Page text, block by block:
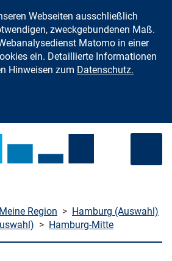
Zum Inhalt springen
Webseiten ausschließlich
zweckgebundenen Maß.
Matomo in einer
ein. Detaillierte Informationen
Hinweisen zum Datenschutz.
Meine Region > Hamburg (Auswahl)
> Hamburg-Mitte